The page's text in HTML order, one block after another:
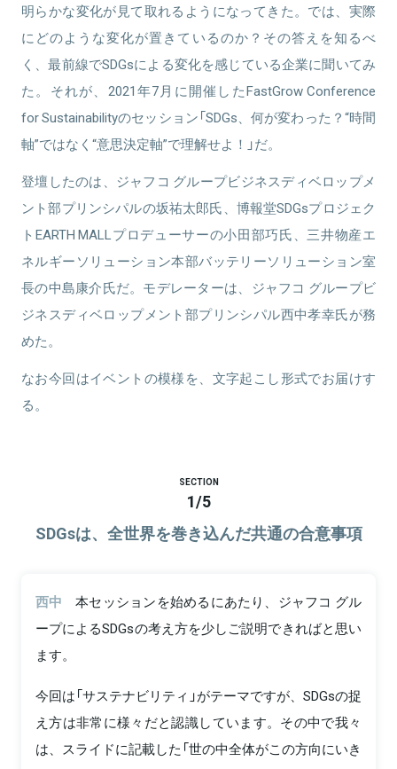
明らかな変化が見て取れるようになってきた。では、実際
にどのような変化が置きているのか？その答えを知るべ
く、最前線でSDGsによる変化を感じている企業に聞いてみ
た。それが、2021年7月に開催したFastGrow Conference
for Sustainabilityのセッション「SDGs、何が変わった？“時間
軸”ではなく“意思決定軸”で理解せよ！」だ。
登壇したのは、ジャフコ グループビジネスディベロップメ
ント部プリンシパルの坂祐太郎氏、博報堂SDGsプロジェク
トEARTH MALLプロデューサーの小田部巧氏、三井物産エ
ネルギーソリューション本部バッテリーソリューション室
長の中島康介氏だ。モデレーターは、ジャフコ グループビ
ジネスディベロップメント部プリンシパル西中孝幸氏が務
めた。
なお今回はイベントの模様を、文字起こし形式でお届けす
る。
SECTION
1/5
SDGsは、全世界を巻き込んだ共通の合意事項
西中
本セッションを始めるにあたり、ジャフコ グル
ープによるSDGsの考え方を少しご説明できればと思い
ます。
今回は「サステナビリティ」がテーマですが、SDGsの捉
え方は非常に様々だと認識しています。その中で我々
は、スライドに記載した「世の中全体がこの方向にいき